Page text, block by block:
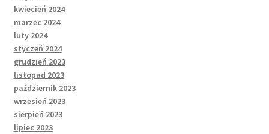
kwiecień 2024
marzec 2024
luty 2024
styczeń 2024
grudzień 2023
listopad 2023
październik 2023
wrzesień 2023
sierpień 2023
lipiec 2023